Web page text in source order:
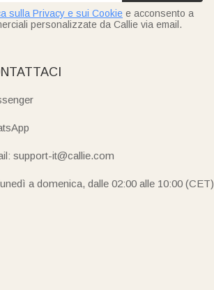
sulla Privacy e sui Cookie e acconsento a
personalizzate da Callie via email.
support-it@callie.com
a domenica, dalle 02:00 alle 10:00 (CET)